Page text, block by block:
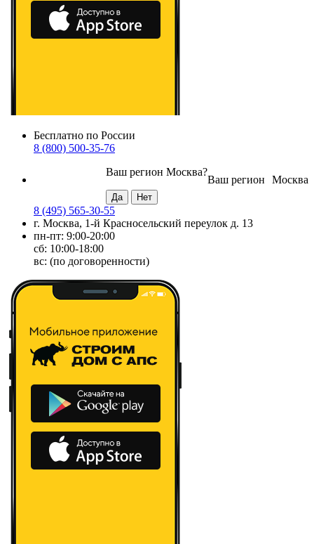
Бесплатно по России
8 (800) 500-35-76
Москва
Ваш регион
Ваш регион Москва?
8 (495) 565-30-55
г. Москва, 1-й Красносельский переулок д. 13
пн-пт: 9:00-20:00
сб: 10:00-18:00
вс: (по договоренности)